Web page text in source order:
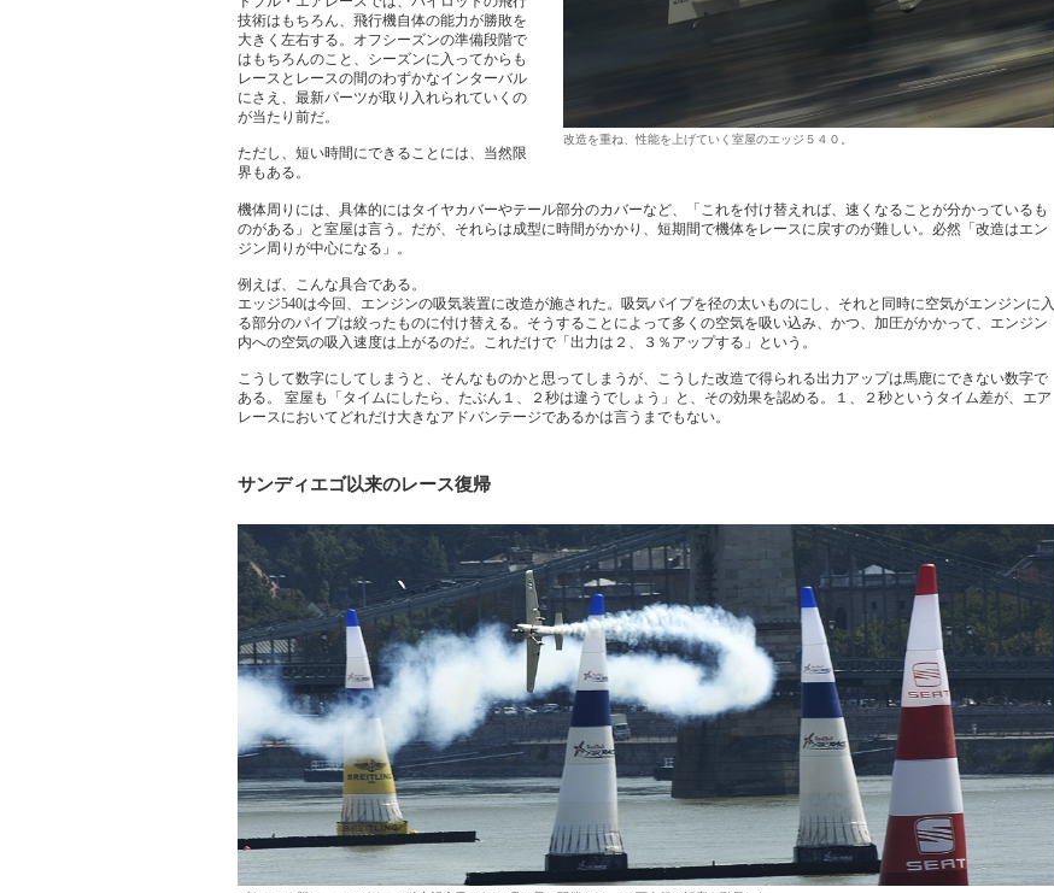
改造を重ね、性能を上げていく室屋のエッジ５４０。
技術はもちろん、飛行機自体の能力が勝敗を
大きく左右する。オフシーズンの準備段階で
はもちろんのこと、シーズンに入ってからも
レースとレースの間のわずかなインターバル
にさえ、最新パーツが取り入れられていくの
が当たり前だ。
ただし、短い時間にできることには、当然限
界もある。
機体周りには、具体的にはタイヤカバーやテール部分のカバーなど、「これを付け替えれば、速くなることが分かっているも
のがある」と室屋は言う。だが、それらは成型に時間がかかり、短期間で機体をレースに戻すのが難しい。必然「改造はエン
ジン周りが中心になる」。
例えば、こんな具合である。
エッジ540は今回、エンジンの吸気装置に改造が施された。吸気パイプを径の太いものにし、それと同時に空気がエンジンに入
る部分のパイプは絞ったものに付け替える。そうすることによって多くの空気を吸い込み、かつ、加圧がかかって、エンジン
内への空気の吸入速度は上がるのだ。これだけで「出力は２、３％アップする」という。
こうして数字にしてしまうと、そんなものかと思ってしまうが、こうした改造で得られる出力アップは馬鹿にできない数字で
ある。 室屋も「タイムにしたら、たぶん１、２秒は違うでしょう」と、その効果を認める。１、２秒というタイム差が、エア
レースにおいてどれだけ大きなアドバンテージであるかは言うまでもない。
サンディエゴ以来のレース復帰